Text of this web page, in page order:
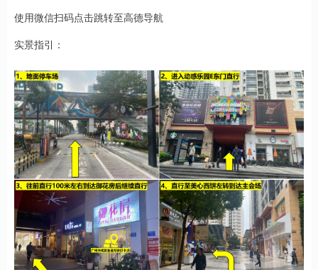
使用微信扫码点击跳转至高德导航
实景指引：